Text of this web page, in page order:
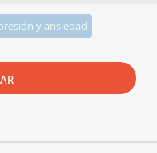
y ansiedad